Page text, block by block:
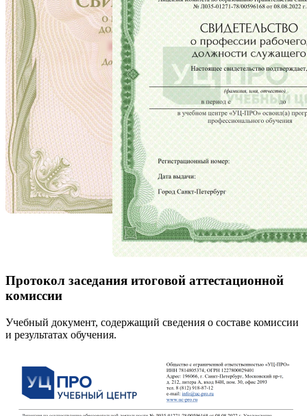
Протокол заседания итоговой аттестационной
комиссии
Учебный документ, содержащий сведения о составе комиссии
и результатах обучения.